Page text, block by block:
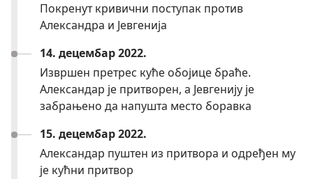
Покренут кривични поступак против
Александра и Јевгенија
14. децембар 2022.
Извршен претрес куће обојице браће.
Александар је притворен, а Јевгенију је
забрањено да напушта место боравка
15. децембар 2022.
Александар пуштен из притвора и одређен му
је кућни притвор